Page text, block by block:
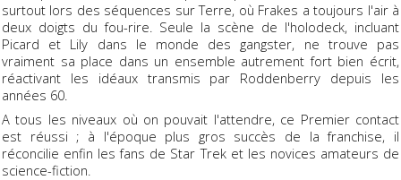
surtout lors des séquences sur Terre, où Frakes a toujours l'air à
deux doigts du fou-rire. Seule la scène de l'holodeck, incluant
Picard et Lily dans le monde des gangster, ne trouve pas
vraiment sa place dans un ensemble autrement fort bien écrit,
réactivant les idéaux transmis par Roddenberry depuis les
années 60.
A tous les niveaux où on pouvait l'attendre, ce Premier contact
est réussi ; à l'époque plus gros succès de la franchise, il
réconcilie enfin les fans de Star Trek et les novices amateurs de
science-fiction.